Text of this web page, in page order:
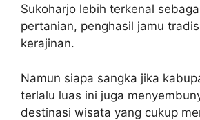
Sukoharjo lebih terkenal
pertanian, penghasil jamu
kerajinan.
Namun siapa sangka jika
terlalu luas ini juga
destinasi wisata yang cukup